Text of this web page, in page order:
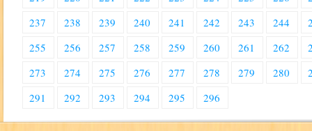
237
238 239 240 241 242 243 244
255
256 257 258 259 260 261 262
273
274 275 276 277 278 279 280
291
292 293 294 295 296